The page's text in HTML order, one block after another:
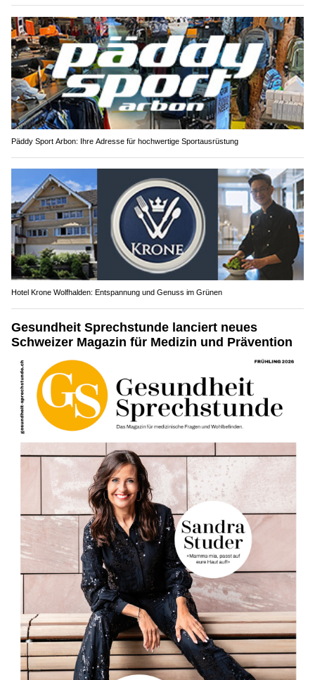
Päddy Sport Arbon: Ihre Adresse für hochwertige Sportausrüstung
Hotel Krone Wolfhalden: Entspannung und Genuss im Grünen
Gesundheit Sprechstunde lanciert neues
Schweizer Magazin für Medizin und Prävention